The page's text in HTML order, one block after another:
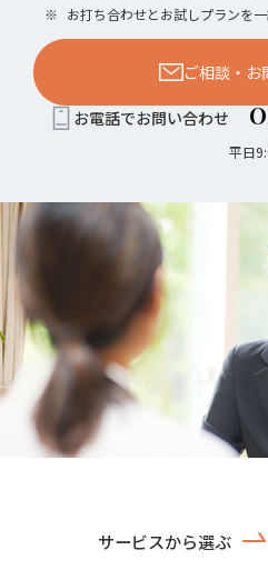
※ お打ち合わせとお試しプランを
ご相談・お
お電話でお問い合わせ
平日
サービスから選ぶ